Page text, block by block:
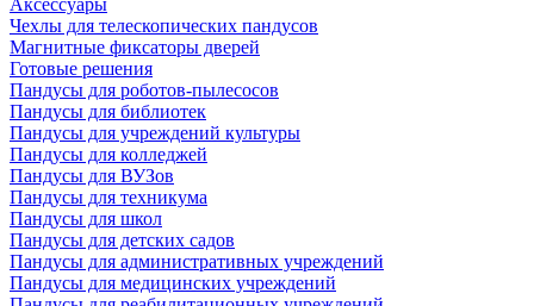
Аксессуары
Чехлы для телескопических пандусов
Магнитные фиксаторы дверей
Готовые решения
Пандусы для роботов-пылесосов
Пандусы для библиотек
Пандусы для учреждений культуры
Пандусы для колледжей
Пандусы для ВУЗов
Пандусы для техникума
Пандусы для школ
Пандусы для детских садов
Пандусы для административных учреждений
Пандусы для медицинских учреждений